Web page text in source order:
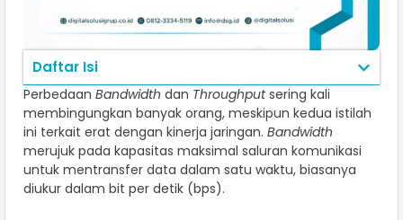
Daftar Isi
Perbedaan Bandwidth dan Throughputsering kali
membingungkan banyak orang, meskipun kedua istilah
ini terkait erat dengan kinerja jaringan. Bandwidth
merujuk pada kapasitas maksimal saluran komunikasi
untuk mentransfer data dalam satu waktu, biasanya
diukur dalam bit per detik (bps).